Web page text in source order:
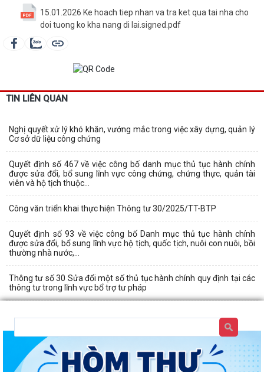
15.01.2026 Ke hoach tiep nhan va tra ket qua tai nha cho
doi tuong ko kha nang di lai.signed.pdf
TIN LIÊN QUAN
Nghị quyết xử lý khó khăn, vướng mắc trong việc xây dựng, quản lý
Cơ sở dữ liệu công chứng
Quyết định số 467 về việc công bố danh mục thủ tục hành chính
được sửa đổi, bổ sung lĩnh vực công chứng, chứng thực, quản tài
viên và hộ tịch thuộc...
Công văn triển khai thực hiện Thông tư 30/2025/TT-BTP
Quyết định số 93 về việc công bố Danh mục thủ tục hành chính
được sửa đổi, bổ sung lĩnh vực hộ tịch, quốc tịch, nuôi con nuôi, bồi
thường nhà nước,...
Thông tư số 30 Sửa đổi một số thủ tục hành chính quy định tại các
thông tư trong lĩnh vực bổ trợ tư pháp